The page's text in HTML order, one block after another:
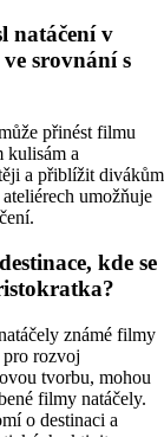
natáčení v
srovnání s
přinést filmu
kulisám a
a přiblížit divákům
umožňuje
kde se
známé filmy
rozvoj
tvorbu, mohou
filmy natáčely.
o destinaci a